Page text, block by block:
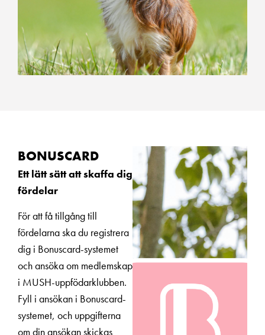
BONUSCARD
Ett lätt sätt att skaffa dig
fördelar
För att få tillgång till
fördelarna ska du registrera
dig i Bonuscard-systemet
och ansöka om medlemskap
i MUSH-uppfödarklubben.
Fyll i ansökan i Bonuscard-
systemet, och uppgifterna
om din ansökan skickas